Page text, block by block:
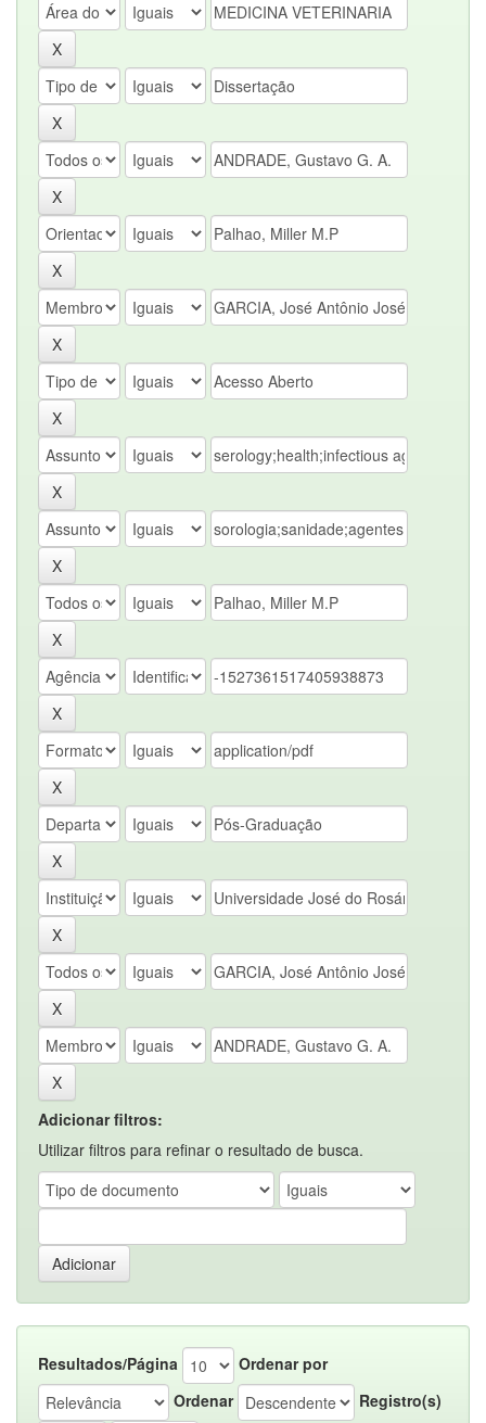
Adicionar filtros:
Utilizar filtros para refinar o resultado de busca.
Resultados/Página
Ordenar por
Ordenar
Registro(s)